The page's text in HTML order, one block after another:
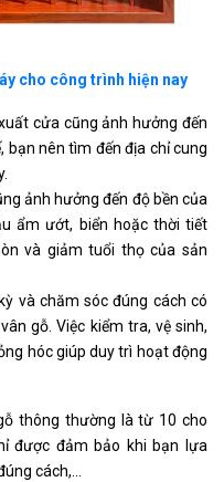
cho công trình hiện nay
cửa cũng ảnh hưởng đến
bạn nên tìm đến địa chỉ cung
ảnh hưởng đến độ bền của
ẩm ướt, biển hoặc thời tiết
và giảm tuổi thọ của sản
và chăm sóc đúng cách có
gỗ. Việc kiểm tra, vệ sinh,
hóc giúp duy trì hoạt động
thông thường là từ 10 cho
được đảm bảo khi bạn lựa
cách,…